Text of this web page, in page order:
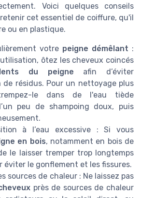
Voici quelques conseils
cet essentiel de coiffure, qu'il
ou en plastique.
votre peigne démêlant :
ôtez les cheveux coincés
du peigne afin d’éviter
de résidus. Pour un nettoyage plus
le dans de l'eau tiède
peu de shampoing doux, puis
à l’eau excessive : Si vous
en bois, notamment en bois de
le laisser tremper trop longtemps
éviter le gonflement et les fissures.
sources de chaleur : Ne laissez pas
près de sources de chaleur